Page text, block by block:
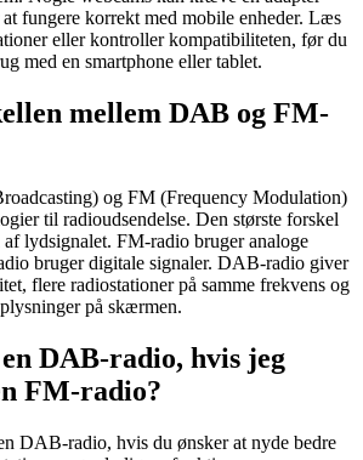
fungere korrekt med mobile enheder. Læs
eller kontroller kompatibiliteten, før du
med en smartphone eller tablet.
mellem DAB og FM-
og FM (Frequency Modulation)
til radioudsendelse. Den største forskel
lydsignalet. FM-radio bruger analoge
bruger digitale signaler. DAB-radio giver
flere radiostationer på samme frekvens og
på skærmen.
DAB-radio, hvis jeg
FM-radio?
DAB-radio, hvis du ønsker at nyde bedre